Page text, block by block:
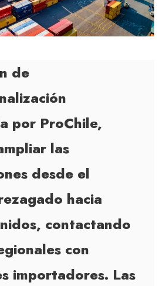
de
por ProChile,
las
desde el
hacia
contactando
con
importadores. Las